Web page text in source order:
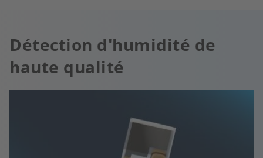
Détection d'humidité de
haute qualité